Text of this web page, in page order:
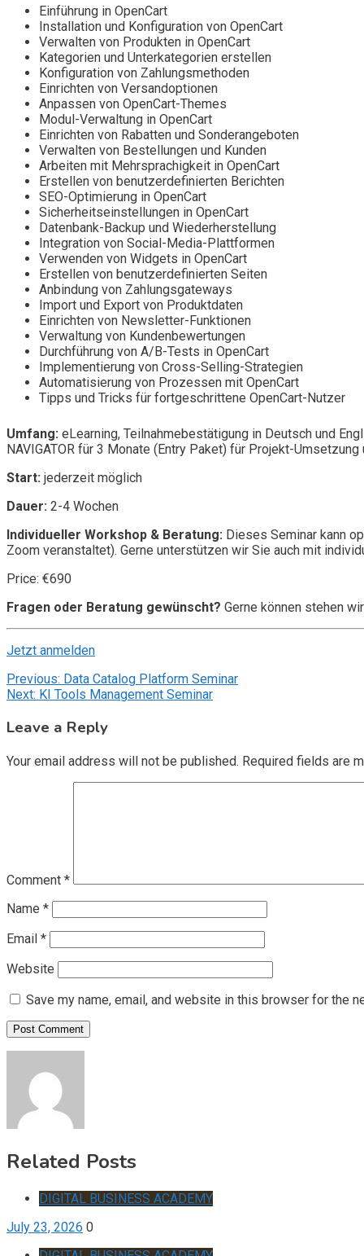
Einführung in OpenCart
Installation und Konfiguration von OpenCart
Verwalten von Produkten in OpenCart
Kategorien und Unterkategorien erstellen
Konfiguration von Zahlungsmethoden
Einrichten von Versandoptionen
Anpassen von OpenCart-Themes
Modul-Verwaltung in OpenCart
Einrichten von Rabatten und Sonderangeboten
Verwalten von Bestellungen und Kunden
Arbeiten mit Mehrsprachigkeit in OpenCart
Erstellen von benutzerdefinierten Berichten
SEO-Optimierung in OpenCart
Sicherheitseinstellungen in OpenCart
Datenbank-Backup und Wiederherstellung
Integration von Social-Media-Plattformen
Verwenden von Widgets in OpenCart
Erstellen von benutzerdefinierten Seiten
Anbindung von Zahlungsgateways
Import und Export von Produktdaten
Einrichten von Newsletter-Funktionen
Verwaltung von Kundenbewertungen
Durchführung von A/B-Tests in OpenCart
Implementierung von Cross-Selling-Strategien
Automatisierung von Prozessen mit OpenCart
Tipps und Tricks für fortgeschrittene OpenCart-Nutzer
Umfang: eLearning, Teilnahmebestätigung in Deutsch und
NAVIGATOR für 3 Monate (Entry Paket) für Projekt-
Start: jederzeit möglich
Dauer: 2-4 Wochen
Individueller Workshop & Beratung: Dieses Seminar kann
Zoom veranstaltet). Gerne unterstützen wir Sie auch mit
Price: €690
Fragen oder Beratung gewünscht? Gerne können stehen
Jetzt anmelden
Post
navigation
Previous: Data Catalog Platform Seminar
Next: KI Tools Management Seminar
Leave a Reply
Your email address will not be published. Required fields are
Comment *
Name *
Email *
Website
Save my name, email, and website in this browser for the
Related Posts
DIGITAL BUSINESS ACADEMY
July 23, 2026 0